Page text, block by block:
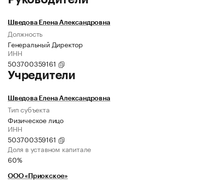
Шведова Елена Александровна
Должность
Генеральный Директор
ИНН
503700359161
Учредители
Шведова Елена Александровна
Тип субъекта
Физическое лицо
ИНН
503700359161
Доля в уставном капитале
60%
ООО «Приокское»